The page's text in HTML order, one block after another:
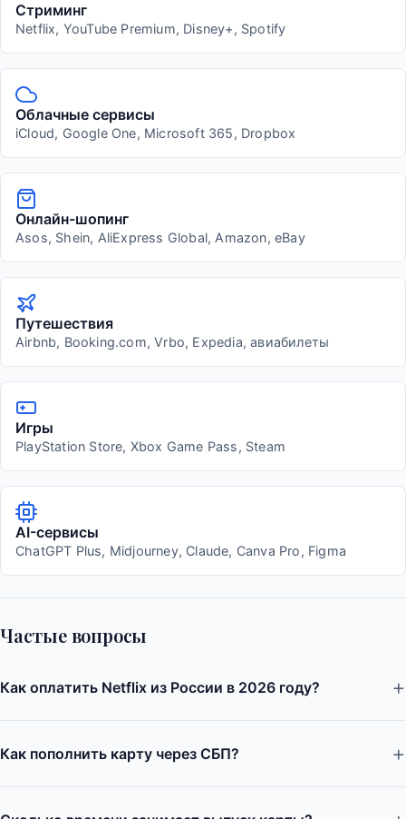
Стриминг
Netflix, YouTube Premium, Disney+, Spotify
Облачные сервисы
iCloud, Google One, Microsoft 365, Dropbox
Онлайн-шопинг
Asos, Shein, AliExpress Global, Amazon, eBay
Путешествия
Airbnb, Booking.com, Vrbo, Expedia, авиабилеты
Игры
PlayStation Store, Xbox Game Pass, Steam
AI-сервисы
ChatGPT Plus, Midjourney, Claude, Canva Pro, Figma
Частые вопросы
Как оплатить Netflix из России в 2026 году?
Как пополнить карту через СБП?